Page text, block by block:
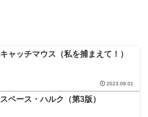
キャッチマウス（私を捕まえて！）
2023.09.01
スペース・ハルク（第3版）